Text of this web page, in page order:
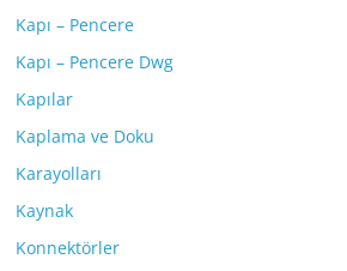
Kapı – Pencere
Kapı – Pencere Dwg
Kapılar
Kaplama ve Doku
Karayolları
Kaynak
Konnektörler